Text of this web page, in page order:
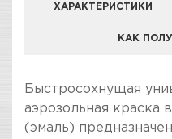
ХАРАКТЕРИСТИКИ
КАК
КОМПАНИЯ
ОФИЦИАЛЬНЫМ
Быстросохнущая
аэрозольная краска
(эмаль)